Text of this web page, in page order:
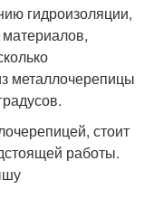
гидроизоляции,
металлочерепицы
стоит
работы.